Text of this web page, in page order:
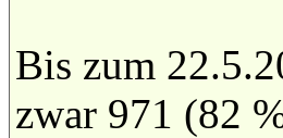
Bis zum
zwar 971 (82